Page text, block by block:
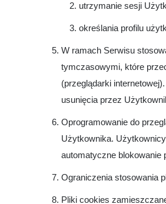
utrzymanie sesji
określania profilu
W ramach Serwisu
tymczasowymi, które
(przeglądarki
usunięcia przez
Oprogramowanie do
Użytkownika.
automatyczne blokowanie
Ograniczenia stosowania
Pliki cookies